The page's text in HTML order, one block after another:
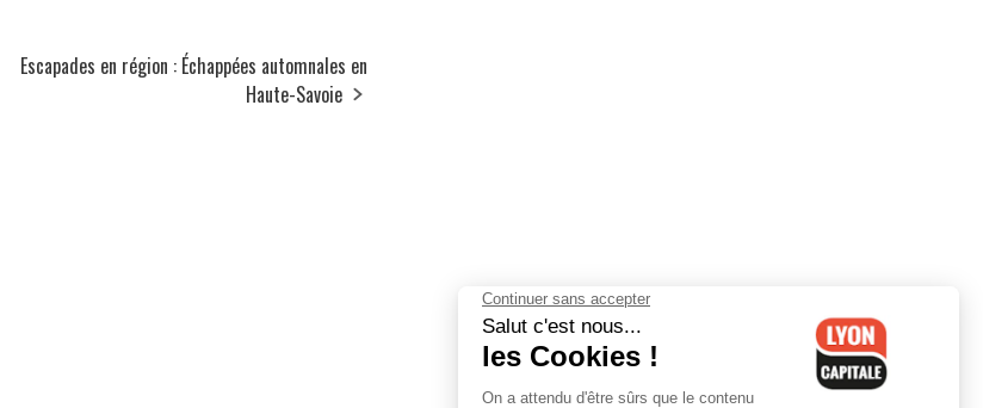
Escapades en région : Échappées automnales en
Haute-Savoie